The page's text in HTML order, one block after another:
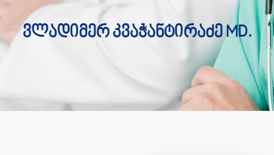
Ვლადიმერ Კვაჭანტირაძე MD.